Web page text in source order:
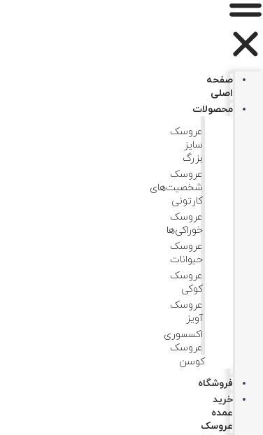
صفحه
اصلی
محصولات
عروسک
سایز
بزرگ
عروسک‌
شخصیت‌های
کارتونی
عروسک
خوراکی‌ها
عروسک
حیوانات
عروسک
کوکی
عروسک
آویز
اکسسوری
عروسک
کوسن
فروشگاه
خرید
عمده
عروسک